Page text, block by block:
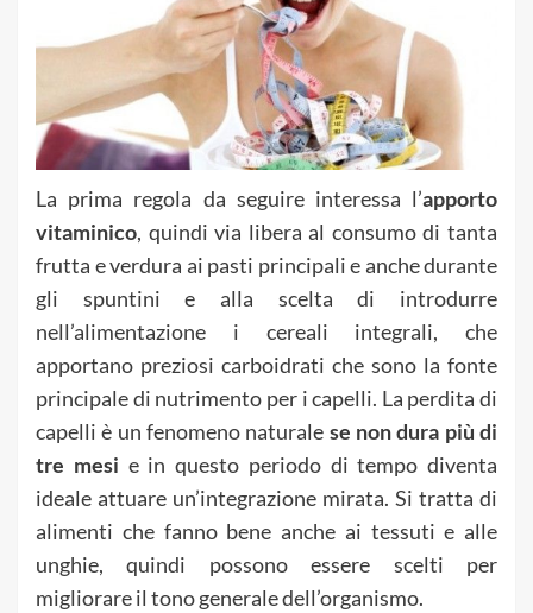
La prima regola da seguire interessa l’apporto
vitaminico, quindi via libera al consumo di tanta
frutta e verdura ai pasti principali e anche durante
gli spuntini e alla scelta di introdurre
nell’alimentazione i cereali integrali, che
apportano preziosi carboidrati che sono la fonte
principale di nutrimento per i capelli. La perdita di
capelli è un fenomeno naturale se non dura più di
tre mesi e in questo periodo di tempo diventa
ideale attuare un’integrazione mirata. Si tratta di
alimenti che fanno bene anche ai tessuti e alle
unghie, quindi possono essere scelti per
migliorare il tono generale dell’organismo.